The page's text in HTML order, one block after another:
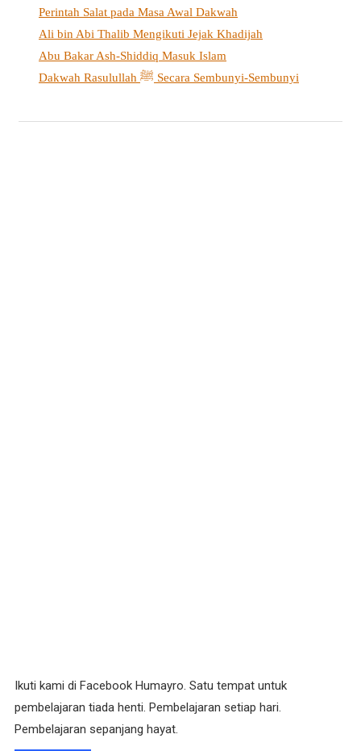
Perintah Salat pada Masa Awal Dakwah
Ali bin Abi Thalib Mengikuti Jejak Khadijah
Abu Bakar Ash-Shiddiq Masuk Islam
Dakwah Rasulullah ﷺ Secara Sembunyi-Sembunyi
Ikuti kami di Facebook Humayro. Satu tempat untuk
pembelajaran tiada henti. Pembelajaran setiap hari.
Pembelajaran sepanjang hayat.